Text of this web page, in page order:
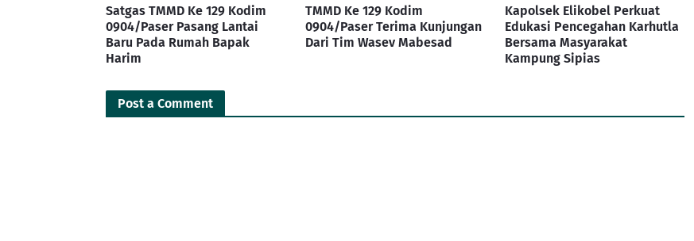
Satgas TMMD Ke 129 Kodim
0904/Paser Pasang Lantai
Baru Pada Rumah Bapak
Harim
TMMD Ke 129 Kodim
0904/Paser Terima Kunjungan
Dari Tim Wasev Mabesad
Kapolsek Elikobel Perkuat
Edukasi Pencegahan Karhutla
Bersama Masyarakat
Kampung Sipias
Post a Comment